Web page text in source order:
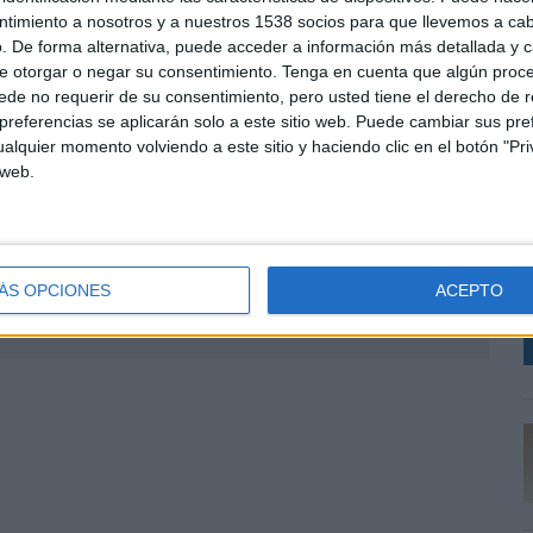
a nosotros y a nuestros 1538 socios para que llevemos a
De forma alternativa, puede acceder a información más detallada y
otorgar o negar su consentimiento. Tenga en cuenta que algún
no requerir de su consentimiento, pero usted tiene el derecho de
se aplicarán solo a este sitio web. Puede cambiar sus
momento volviendo a este sitio y haciendo clic en el botón
OPCIONES ACEPTO
así como a perfiles sociodemográficos a diferentes
postales, municipios, provincias o CC.AA. de la
de evitar posibles riesgos y simplificar la toma de
permite gestionar y transformar los datos de las
útil, real con un alto valor que posibilita
mercados, oferta inmobiliaria y puntos de
SHARE ENVIAR PIN